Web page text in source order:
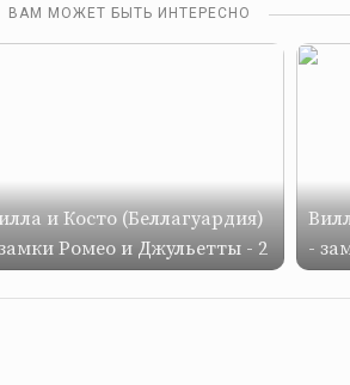
ВАМ МОЖЕТ БЫТЬ ИНТЕРЕСНО
и Косто (Беллагуардия)
Ромео и Джульетты - 2
-